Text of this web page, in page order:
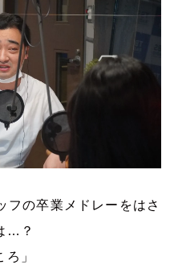
フの卒業メドレーをはさ
…？
」